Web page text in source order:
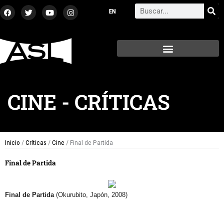
al
F
a
c
o
k
T
w
i
e
r
Y
o
u
b
I
n
s
a
Search
CINE - CRÍTICAS
Inicio /Críticas /Cine / Final de Partida
Final de Partida
Final de Partida (Okurubito, Japón, 2008)